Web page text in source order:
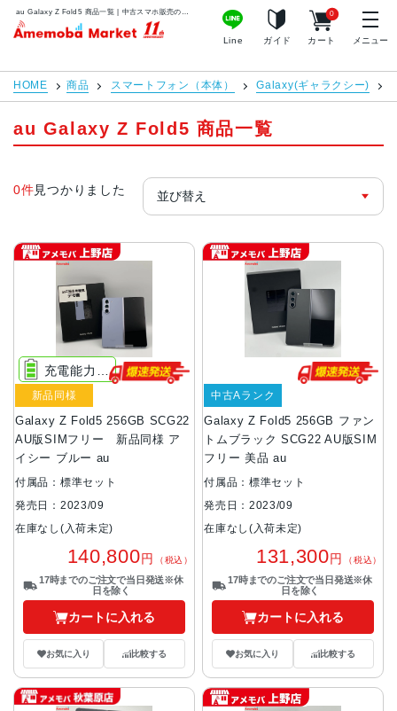
アメモバマーケット
Line ガイド カート
0
メニュー
HOME 商品 スマートフォン（本体） Galaxy(ギャラクシー)
au Galaxy Z Fold5 商品一覧
0件見つかりました
Galaxy Z Fold5 256GB SCG22
AU版SIMフリー 新品同様 ア
イシー ブルー au
充電能力は良好です（80%以上）
新品同様
付属品：標準セット
発売日：2023/09
在庫なし(入荷未定)
140,800円 （税込）
17時までのご注文で当日発送※休
日を除く
カートに入れる
お気に入り 比較する
Galaxy Z Fold5 256GB ファン
トムブラック SCG22 AU版SIM
フリー 美品 au
中古Aランク
付属品：標準セット
発売日：2023/09
在庫なし(入荷未定)
131,300円 （税込）
17時までのご注文で当日発送※休
日を除く
カートに入れる
お気に入り 比較する